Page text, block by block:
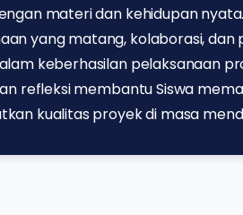
materi dan kehidupan nyata.
yang matang, kolaborasi,
keberhasilan pelaksanaan
refleksi membantu Siswa
kualitas proyek di masa